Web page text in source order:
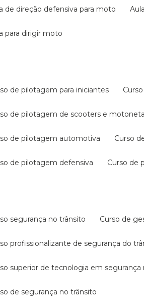
de direção defensiva para moto
para dirigir moto
de pilotagem para iniciantes
de pilotagem de scooters e
de pilotagem automotiva curso
de pilotagem defensiva curso
segurança no trânsito curso de
profissionalizante de segurança do
superior de tecnologia em segurança
de segurança no trânsito